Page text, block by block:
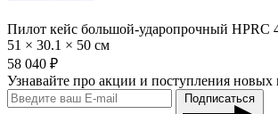
Пилот кейс большой-ударопрочный HPRC
51 × 30.1 × 50 см
58 040 ₽
Узнавайте про акции и поступления
Подписаться